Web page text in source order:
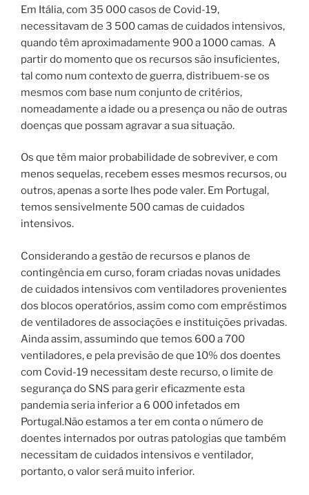
Em Itália, com 35 000 casos de Covid-19,
necessitavam de 3 500 camas de cuidados intensivos,
quando têm aproximadamente 900 a 1000 camas. A
partir do momento que os recursos são insuficientes,
tal como num contexto de guerra, distribuem-se os
mesmos com base num conjunto de critérios,
nomeadamente a idade ou a presença ou não de outras
doenças que possam agravar a sua situação.
Os que têm maior probabilidade de sobreviver, e com
menos sequelas, recebem esses mesmos recursos, ou
outros, apenas a sorte lhes pode valer. Em Portugal,
temos sensivelmente 500 camas de cuidados
intensivos.
Considerando a gestão de recursos e planos de
contingência em curso, foram criadas novas unidades
de cuidados intensivos com ventiladores provenientes
dos blocos operatórios, assim como com empréstimos
de ventiladores de associações e instituições privadas.
Ainda assim, assumindo que temos 600 a 700
ventiladores, e pela previsão de que 10% dos doentes
com Covid-19 necessitam deste recurso, o limite de
segurança do SNS para gerir eficazmente esta
pandemia seria inferior a 6 000 infetados em
Portugal.Não estamos a ter em conta o número de
doentes internados por outras patologias que também
necessitam de cuidados intensivos e ventilador,
portanto, o valor será muito inferior.